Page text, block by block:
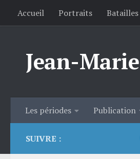
Skip to content
Accueil Portraits Batailles
Jean-
Les périodes Publication
SUIVRE :